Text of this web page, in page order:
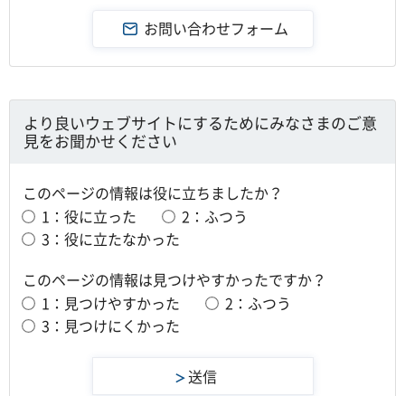
より良いウェブサイトにするためにみなさまのご意
見をお聞かせください
このページの情報は役に立ちましたか？
1：役に立った
2：ふつう
3：役に立たなかった
このページの情報は見つけやすかったですか？
1：見つけやすかった
2：ふつう
3：見つけにくかった